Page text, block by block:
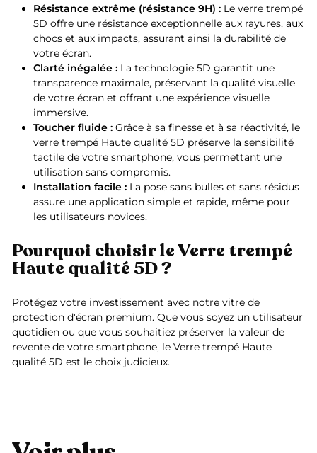
Résistance extrême (résistance 9H) : Le verre trempé
5D offre une résistance exceptionnelle aux rayures, aux
chocs et aux impacts, assurant ainsi la durabilité de
votre écran.
Clarté inégalée : La technologie 5D garantit une
transparence maximale, préservant la qualité visuelle
de votre écran et offrant une expérience visuelle
immersive.
Toucher fluide : Grâce à sa finesse et à sa réactivité, le
verre trempé Haute qualité 5D préserve la sensibilité
tactile de votre smartphone, vous permettant une
utilisation sans compromis.
Installation facile : La pose sans bulles et sans résidus
assure une application simple et rapide, même pour
les utilisateurs novices.
Pourquoi choisir le Verre trempé
Haute qualité 5D ?
Protégez votre investissement avec notre vitre de
protection d'écran premium. Que vous soyez un utilisateur
quotidien ou que vous souhaitiez préserver la valeur de
revente de votre smartphone, le Verre trempé Haute
qualité 5D est le choix judicieux.